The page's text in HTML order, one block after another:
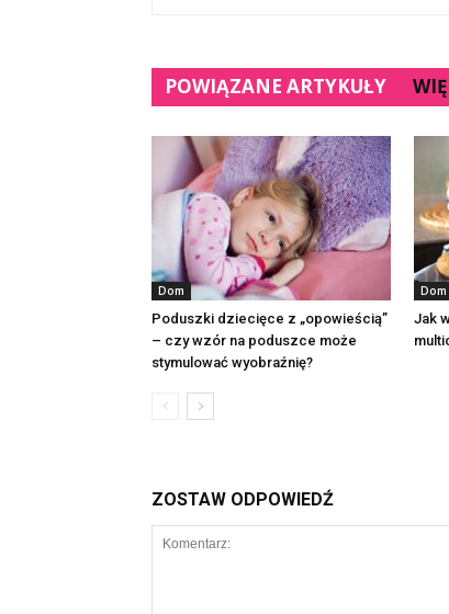
POWIĄZANE ARTYKUŁY
Dom
Poduszki dziecięce z „opowieścią”
– czy wzór na poduszce może
stymulować wyobraźnię?
Dom
Jak
ZOSTAW ODPOWIEDŹ